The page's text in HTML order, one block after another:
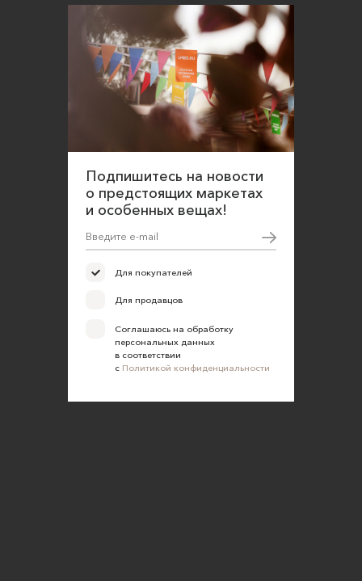
Подпишитесь на новости
о предстоящих маркетах
и особенных вещах!
Для покупателей
Для продавцов
Соглашаюсь на обработку
персональных данных
в соответствии
с Политикой конфиденциальности